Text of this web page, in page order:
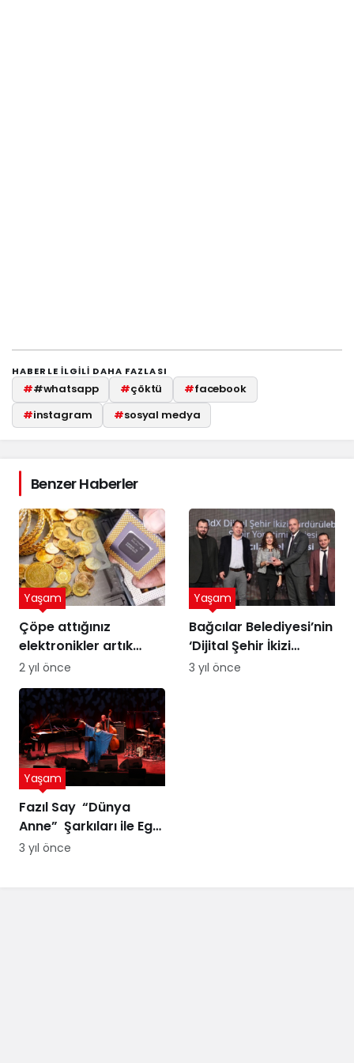
HABERLE ILGILI DAHA FAZLASI
##whatsapp #çöktü #facebook
#instagram #sosyal medya
Benzer Haberler
Çöpe attığınız
elektronikler artık
altına dönüşebilir!
Üstelik peynir altı
suyuyla
Yaşam
2 yıl önce
Bağcılar Belediyesi’nin
‘Dijital Şehir İkizi
Sürdürülebilir Şehir
Yaşam
3 yıl önce
Fazıl Say “Dünya
Anne” Şarkıları ile Ege
Turnesi’nde
Yaşam
3 yıl önce